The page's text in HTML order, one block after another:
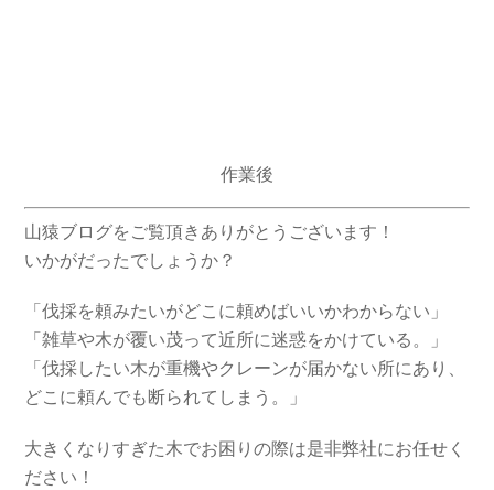
作業後
山猿ブログをご覧頂きありがとうございます！
いかがだったでしょうか？
「伐採を頼みたいがどこに頼めばいいかわからない」
「雑草や木が覆い茂って近所に迷惑をかけている。」
「伐採したい木が重機やクレーンが届かない所にあり、
どこに頼んでも断られてしまう。」
大きくなりすぎた木でお困りの際は是非弊社にお任せく
ださい！